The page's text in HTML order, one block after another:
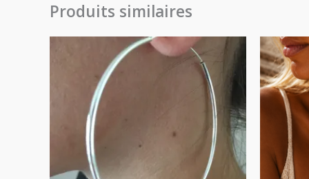
Produits similaires
Plage
de